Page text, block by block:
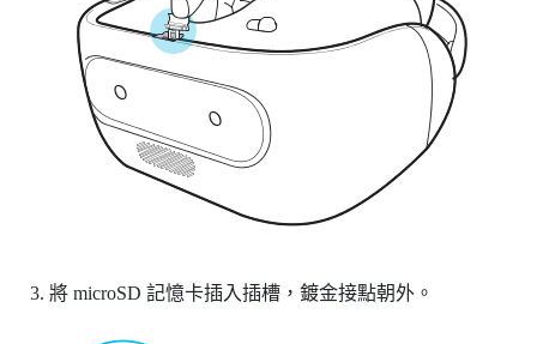
將 microSD 記憶卡插入插槽，鍍金接點朝外。